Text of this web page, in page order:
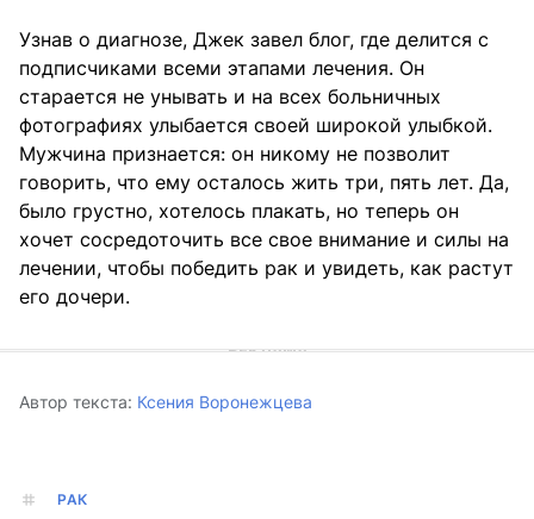
Узнав о диагнозе, Джек завел блог, где делится с
подписчиками всеми этапами лечения. Он
старается не унывать и на всех больничных
фотографиях улыбается своей широкой улыбкой.
Мужчина признается: он никому не позволит
говорить, что ему осталось жить три, пять лет. Да,
было грустно, хотелось плакать, но теперь он
хочет сосредоточить все свое внимание и силы на
лечении, чтобы победить рак и увидеть, как растут
его дочери.
Автор текста: Ксения Воронежцева
РАК